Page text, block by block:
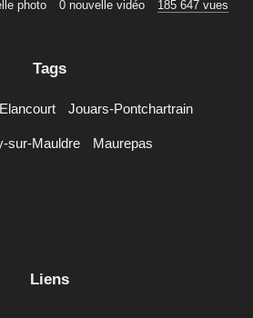
photo 0 nouvelle vidéo 185 647 vues
Tags
Elancourt Jouars-Pontchartrain
sur-Mauldre Maurepas
Liens